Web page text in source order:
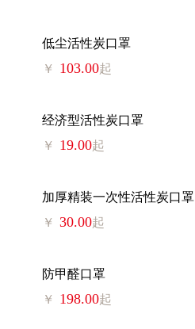
低尘活性炭口罩
￥ 103.00起
经济型活性炭口罩
￥ 19.00起
加厚精装一次性活性炭口罩
￥ 30.00起
防甲醛口罩
￥ 198.00起